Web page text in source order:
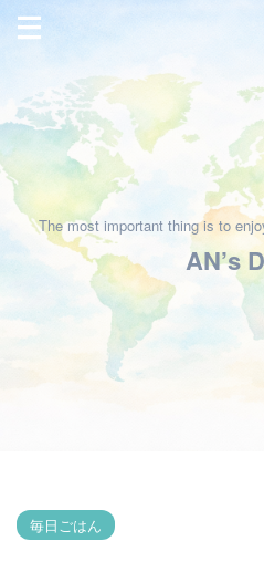
The most important thing is to
AN’s
毎日ごはん